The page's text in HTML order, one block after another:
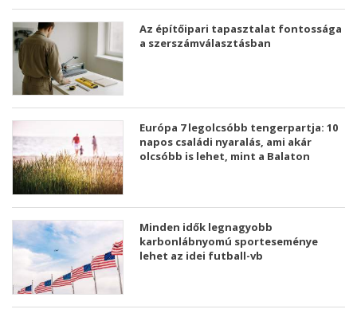
Az építőipari tapasztalat fontossága
a szerszámválasztásban
Európa 7 legolcsóbb tengerpartja: 10
napos családi nyaralás, ami akár
olcsóbb is lehet, mint a Balaton
Minden idők legnagyobb
karbonlábnyomú sporteseménye
lehet az idei futball-vb